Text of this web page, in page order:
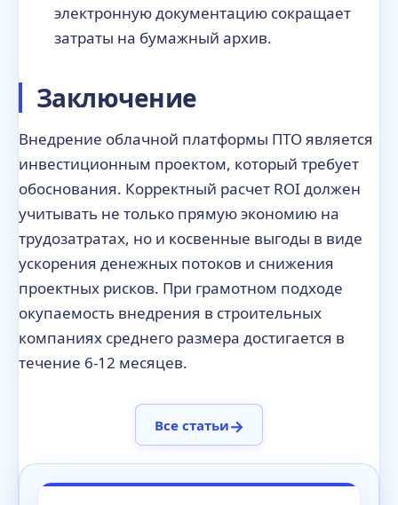
электронную документацию сокращает
затраты на бумажный архив.
Заключение
Внедрение облачной платформы ПТО является
инвестиционным проектом, который требует
обоснования. Корректный расчет ROI должен
учитывать не только прямую экономию на
трудозатратах, но и косвенные выгоды в виде
ускорения денежных потоков и снижения
проектных рисков. При грамотном подходе
окупаемость внедрения в строительных
компаниях среднего размера достигается в
течение 6-12 месяцев.
Все статьи→